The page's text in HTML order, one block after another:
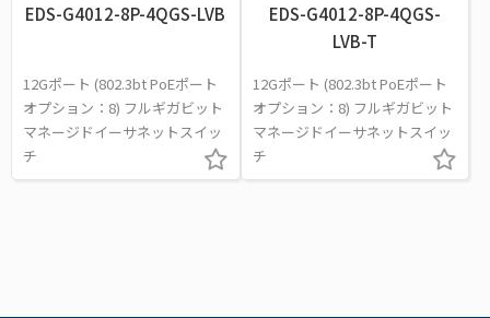
EDS-G4012-8P-4QGS-LVB
12Gポート (802.3bt PoEポート
オプション：8) フルギガビット
マネージドイーサネットスイッ
チ
EDS-G4012-8P-4QGS-
LVB-T
12Gポート (802.3bt PoEポート
オプション：8) フルギガビット
マネージドイーサネットスイッ
チ